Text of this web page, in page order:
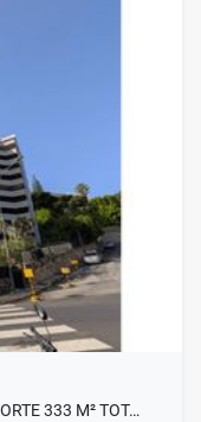
333 M² TOT…